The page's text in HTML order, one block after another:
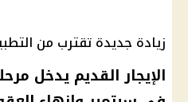
زيادة جديدة تقترب من